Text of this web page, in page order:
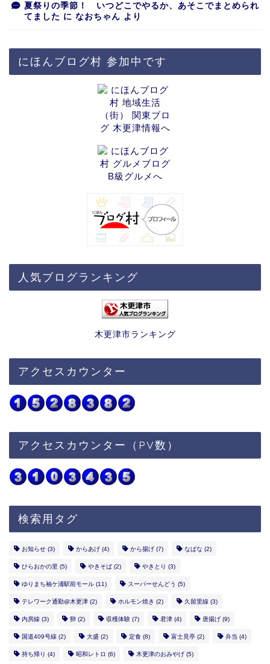
夏祭りの季節！ いつどこでやるか、あそこでまとめられ
てました に なおちゃん より
にほんブログ村 参加中です
人気ブログランキング
木更津市ランキング
アクセスカウンター
アクセスカウンター（PV数）
検索用タグ
お知らせ (3) からあげ (4) から揚げ (7) なばな (2)
ひらおかの里 (5) やきそば (2) やきとり (3)
ゆりまち袖ケ浦駅前モール (11) スーパーせんどう (5)
テレワーク通勤@木更津 (2) ホルモン焼き (2) 久留里線 (3)
内房線 (3) 卵 (2) 収穫体験 (7) 君津 (4) 唐揚げ (9)
国道409号線 (2) 大盛 (2) 定食 (8) 富士見亭 (2) 弁当 (4)
持ち帰り (4) 昭和レトロ (6) 木更津のおみやげ (5)